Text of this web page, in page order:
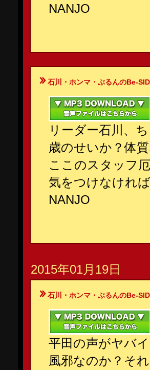
NANJO
石川・ホンマ・ぶるんのBe-
リーダー石川、
歳のせいか？体
ここのスタッフ
気をつけなけれ
NANJO
2015年01月19日
石川・ホンマ・ぶるんのBe-
平田の声がヤバ
風邪なのか？そ